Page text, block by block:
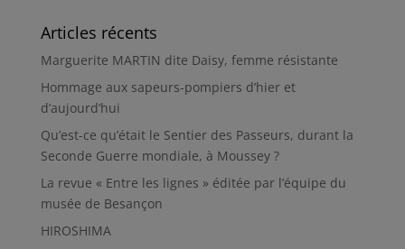
Articles récents
Marguerite MARTIN dite Daisy, femme résistante
Hommage aux sapeurs-pompiers d’hier et
d’aujourd’hui
Qu’est-ce qu’était le Sentier des Passeurs, durant la
Seconde Guerre mondiale, à Moussey ?
La revue « Entre les lignes » éditée par l’équipe du
musée de Besançon
HIROSHIMA